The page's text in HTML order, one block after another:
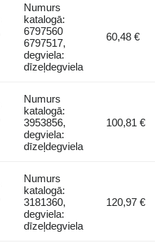
Numurs
katalogā:
6797560
6797517,
degviela:
dīzeļdegviela
60,48 €
Numurs
katalogā:
3953856,
degviela:
dīzeļdegviela
100,81 €
Numurs
katalogā:
3181360,
degviela:
dīzeļdegviela
120,97 €